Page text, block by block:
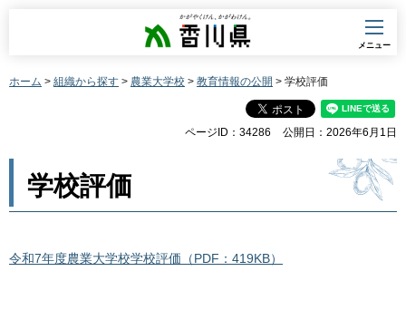
香川県
メニュー
ホーム > 組織から探す > 農業大学校 > 教育情報の公開 > 学校評価
ページID：34286 公開日：2026年6月1日
学校評価
令和7年度農業大学校学校評価（PDF：419KB）